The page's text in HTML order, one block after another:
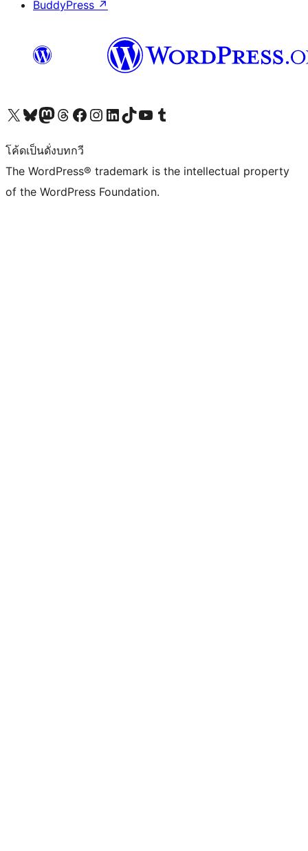
BuddyPress ↗
Visit our X (formerly Twitter) account
Visit our Bluesky account
Visit our Mastodon account
Visit our Threads account
Visit our Facebook page
Visit our Instagram account
Visit our LinkedIn account
Visit our TikTok account
Visit our YouTube channel
Visit our Tumblr account
โค้ดเป็นดั่งบทกวี
The WordPress® trademark is the intellectual property
of the WordPress Foundation.